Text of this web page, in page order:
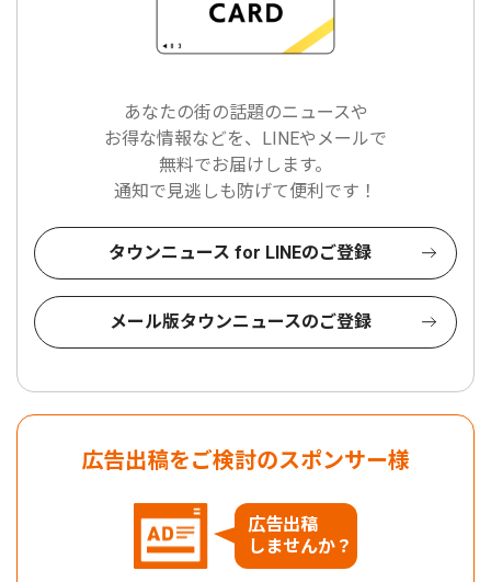
あなたの街の話題のニュースや
お得な情報などを、LINEやメールで
無料でお届けします。
通知で見逃しも防げて便利です！
タウンニュース for LINEのご登録
メール版タウンニュースのご登録
広告出稿をご検討のスポンサー様
広告出稿
しませんか？